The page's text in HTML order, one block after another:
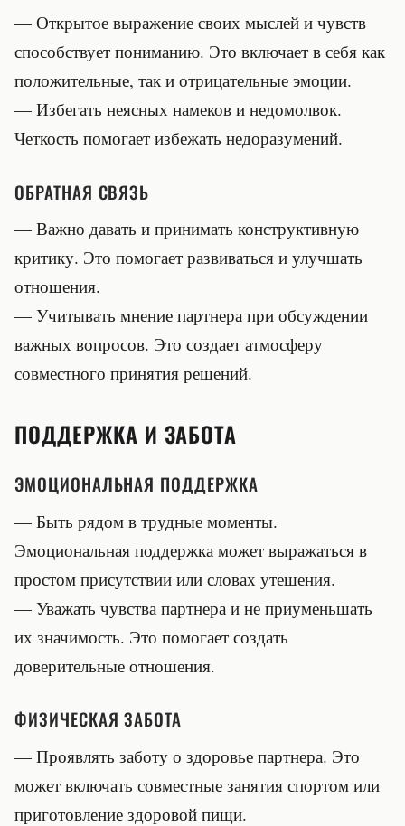
— Открытое выражение своих мыслей и чувств
способствует пониманию. Это включает в себя как
положительные, так и отрицательные эмоции.
— Избегать неясных намеков и недомолвок.
Четкость помогает избежать недоразумений.
ОБРАТНАЯ СВЯЗЬ
— Важно давать и принимать конструктивную
критику. Это помогает развиваться и улучшать
отношения.
— Учитывать мнение партнера при обсуждении
важных вопросов. Это создает атмосферу
совместного принятия решений.
ПОДДЕРЖКА И ЗАБОТА
ЭМОЦИОНАЛЬНАЯ ПОДДЕРЖКА
— Быть рядом в трудные моменты.
Эмоциональная поддержка может выражаться в
простом присутствии или словах утешения.
— Уважать чувства партнера и не приуменьшать
их значимость. Это помогает создать
доверительные отношения.
ФИЗИЧЕСКАЯ ЗАБОТА
— Проявлять заботу о здоровье партнера. Это
может включать совместные занятия спортом или
приготовление здоровой пищи.